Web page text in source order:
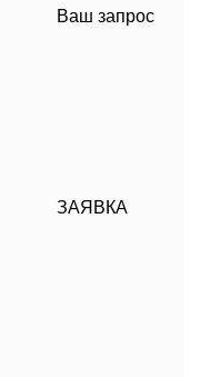
Ваш запрос
ЗАЯВКА